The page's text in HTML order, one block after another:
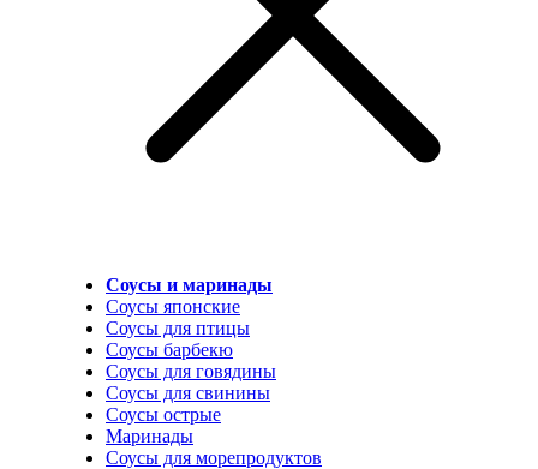
Соусы и маринады
Соусы японские
Соусы для птицы
Соусы барбекю
Соусы для говядины
Соусы для свинины
Соусы острые
Маринады
Соусы для морепродуктов